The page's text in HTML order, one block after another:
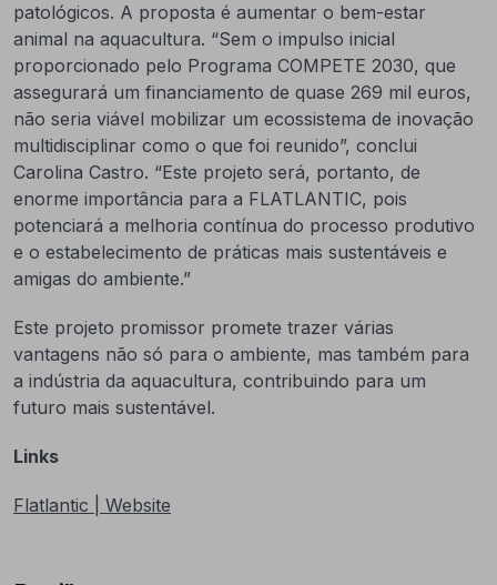
patológicos. A proposta é aumentar o bem-estar
animal na aquacultura. “Sem o impulso inicial
proporcionado pelo Programa COMPETE 2030, que
assegurará um financiamento de quase 269 mil euros,
não seria viável mobilizar um ecossistema de inovação
multidisciplinar como o que foi reunido”, conclui
Carolina Castro. “Este projeto será, portanto, de
enorme importância para a FLATLANTIC, pois
potenciará a melhoria contínua do processo produtivo
e o estabelecimento de práticas mais sustentáveis e
amigas do ambiente.”
Este projeto promissor promete trazer várias
vantagens não só para o ambiente, mas também para
a indústria da aquacultura, contribuindo para um
futuro mais sustentável.
Links
Flatlantic | Website